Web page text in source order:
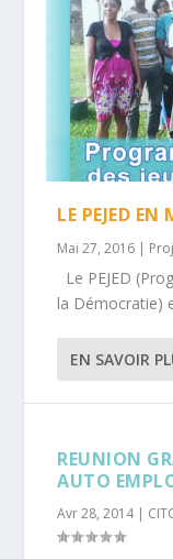
LE PEJED EN
Mai 27, 2016 |
Le PEJED
la Démocratie)
EN SAVOIR
REUNION
AUTO
Avr 28, 2014|